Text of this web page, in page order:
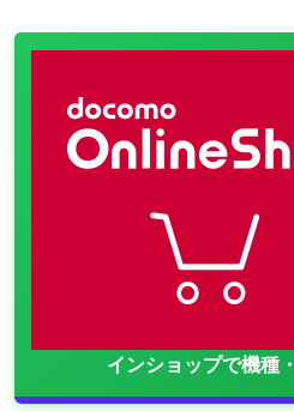
インショップで機種